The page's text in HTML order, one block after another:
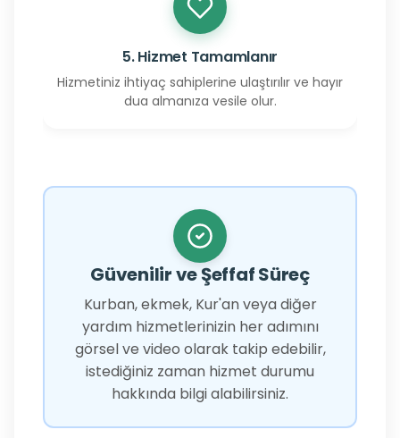
5. Hizmet Tamamlanır
Hizmetiniz ihtiyaç sahiplerine ulaştırılır ve hayır
dua almanıza vesile olur.
Güvenilir ve Şeffaf Süreç
Kurban, ekmek, Kur'an veya diğer
yardım hizmetlerinizin her adımını
görsel ve video olarak takip edebilir,
istediğiniz zaman hizmet durumu
hakkında bilgi alabilirsiniz.